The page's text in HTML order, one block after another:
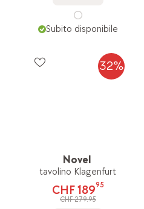
Subito disponibile
32%
Novel
tavolino Klagenfurt
CHF 18995
CHF 279.95